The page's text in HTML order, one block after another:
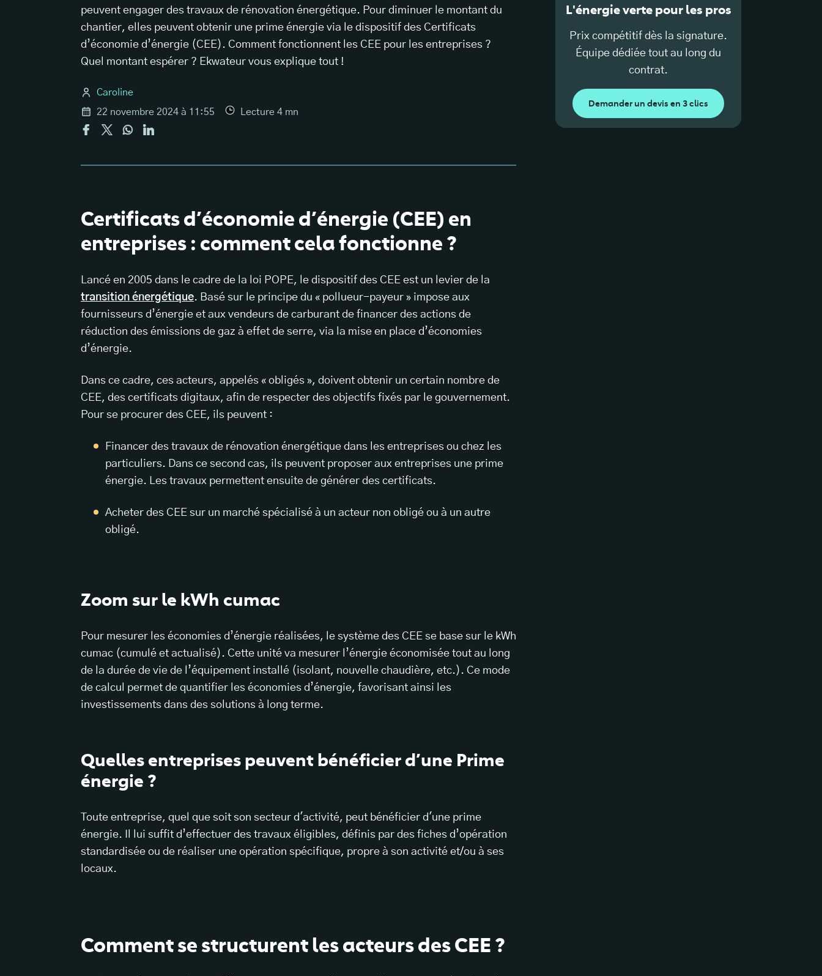
peuvent engager des travaux de rénovation énergétique. Pour diminuer le montant du
chantier, elles peuvent obtenir une prime énergie via le dispositif des Certificats
d’économie d’énergie (CEE). Comment fonctionnent les CEE pour les entreprises ?
Quel montant espérer ? Ekwateur vous explique tout !
Caroline
22 novembre 2024 à 11:55
Lecture 4 mn
Certificats d’économie d’énergie (CEE) en
entreprises : comment cela fonctionne ?
Lancé en 2005 dans le cadre de la loi POPE, le dispositif des CEE est un levier de la
transition énergétique. Basé sur le principe du « pollueur-payeur » impose aux
fournisseurs d’énergie et aux vendeurs de carburant de financer des actions de
réduction des émissions de gaz à effet de serre, via la mise en place d’économies
d’énergie.
Dans ce cadre, ces acteurs, appelés « obligés », doivent obtenir un certain nombre de
CEE, des certificats digitaux, afin de respecter des objectifs fixés par le gouvernement.
Pour se procurer des CEE, ils peuvent :
Financer des travaux de rénovation énergétique dans les entreprises ou chez les
particuliers. Dans ce second cas, ils peuvent proposer aux entreprises une prime
énergie. Les travaux permettent ensuite de générer des certificats.
Acheter des CEE sur un marché spécialisé à un acteur non obligé ou à un autre
obligé.
Zoom sur le kWh cumac
Pour mesurer les économies d’énergie réalisées, le système des CEE se base sur le kWh
cumac (cumulé et actualisé). Cette unité va mesurer l’énergie économisée tout au long
de la durée de vie de l’équipement installé (isolant, nouvelle chaudière, etc.). Ce mode
de calcul permet de quantifier les économies d’énergie, favorisant ainsi les
investissements dans des solutions à long terme.
Quelles entreprises peuvent bénéficier d’une Prime
énergie ?
Toute entreprise, quel que soit son secteur d'activité, peut bénéficier d'une prime
énergie. Il lui suffit d’effectuer des travaux éligibles, définis par des fiches d’opération
standardisée ou de réaliser une opération spécifique, propre à son activité et/ou à ses
locaux.
Comment se structurent les acteurs des CEE ?
L'énergie verte pour les pros
Prix compétitif dès la signature.
Équipe dédiée tout au long du
contrat.
Demander un devis en 3 clics